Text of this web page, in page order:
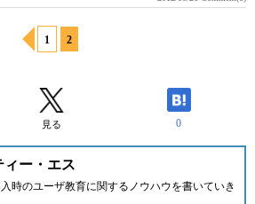
1 2
見る 0
ィー・エス
時のユーザ教育に関するノウハウを書いていき